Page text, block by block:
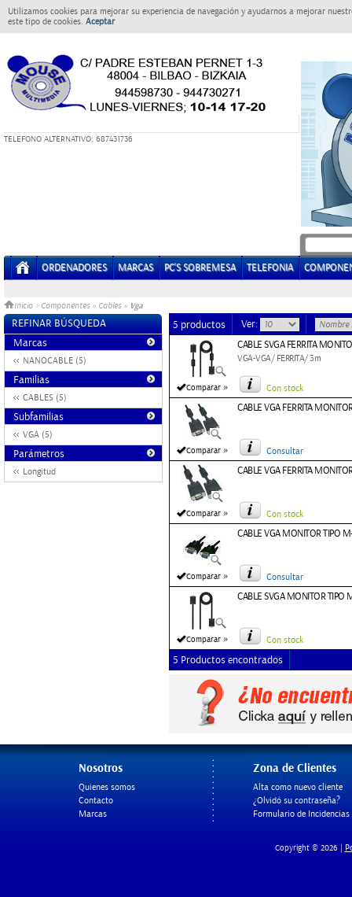
Utilizamos cookies para mejorar su experiencia de navegación y ayudarnos a mejorar
este tipo de cookies. Aceptar
TELEFONO ALTERNATIVO: 687431736
ORDENADORES MARCAS PC'S SOBREMESA TELEFONIA
Inicio > Componentes » Cables » Vga
REFINAR BÚSQUEDA
Marcas
NANOCABLE (5)
Familias
CABLES (5)
Subfamilias
VGA (5)
Parámetros
Longitud
5 productos Ver:
Comparar »
CABLE SVGA FERRITA
VGA-VGA/ FERRITA/ 3m
Con stock
Comparar »
CABLE VGA FERRITA
Consultar
Comparar »
CABLE VGA FERRITA
Con stock
Comparar »
CABLE VGA MONITOR TIPO
Consultar
Comparar »
CABLE SVGA MONITOR TIPO
Con stock
5 Productos encontrados
Nosotros
Quienes somos
Contacto
Marcas
Zona de Clientes
Alta como nuevo cliente
¿Olvidó su contraseña?
Formulario de Incidencias
Copyright © 2026 |